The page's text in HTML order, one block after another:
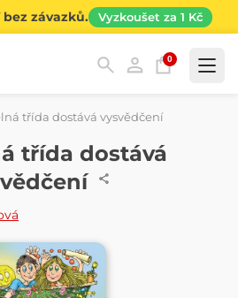
závazků. Vyzkoušet za 1 Kč
0
třída dostává vysvědčení
třída dostává